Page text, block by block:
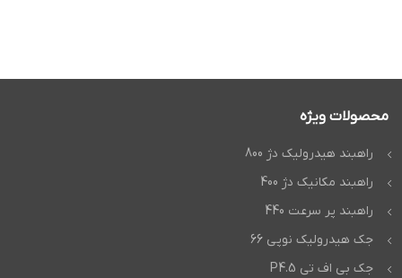
محصولات ویژه
راهبند هیدرولیک دژ 800
راهبند مکانیک دژ 400
راهبند پر سرعت 440
جک هیدرولیک نوپی 66
جک بی اف تی P4.5